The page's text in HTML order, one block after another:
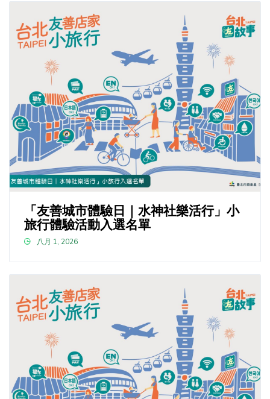
「友善城市體驗日｜水神社樂活行」小
旅行體驗活動入選名單
八月 1, 2026